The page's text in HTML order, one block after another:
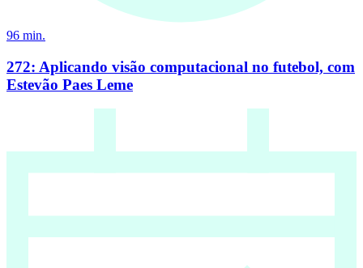
96 min.
272: Aplicando visão computacional no futebol, com
Estevão Paes Leme